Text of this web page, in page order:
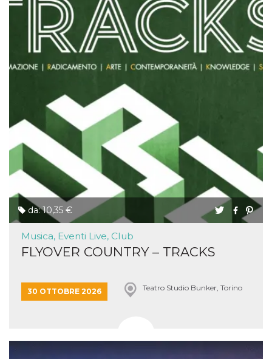
da: 10,35 €
Musica, Eventi Live, Club
FLYOVER COUNTRY – TRACKS
30 OTTOBRE 2026 Teatro Studio Bunker, Torino